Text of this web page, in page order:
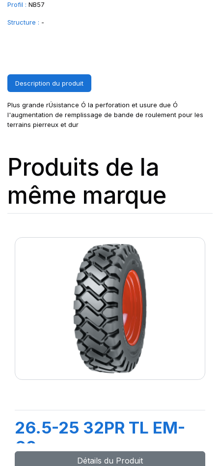
Profil : NB57
Structure : -
Description du produit
Plus grande rÚsistance Ó la perforation et usure due Ó
l'augmentation de remplissage de bande de roulement pour les
terrains pierreux et dur
Produits de la
même marque
26.5-25 32PR TL EM-
60
Détails du Produit